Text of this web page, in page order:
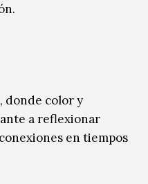
, donde color y
a reflexionar
en tiempos